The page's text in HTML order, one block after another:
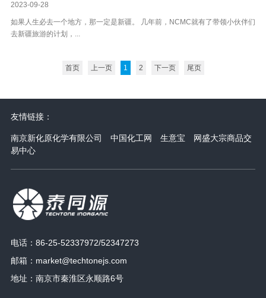
2023-09-28
如果人生必去一个地方，那一定是新疆。 几年前，NCMC就有了带领小伙伴们
去新疆旅游的计划，...
首页 上一页 1 2 下一页 尾页
友情链接：
南京新化原化学有限公司 中国化工网 生意宝
网盛大宗商品交
易中心
电话：86-25-52337972/52347273
邮箱： market@techtonejs.com
地址：南京市秦淮区永顺路6号